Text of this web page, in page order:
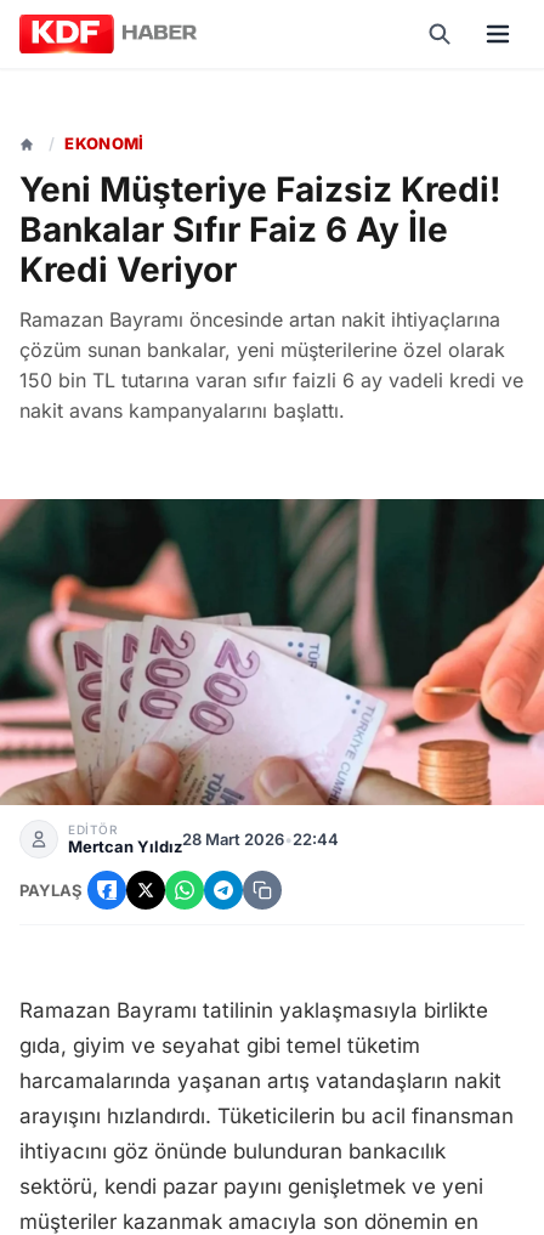
/ EKONOMI
Yeni Müşteriye Faizsiz Kredi!
Bankalar Sıfır Faiz 6 Ay İle
Kredi Veriyor
Ramazan Bayramı öncesinde artan nakit ihtiyaçlarına
çözüm sunan bankalar, yeni müşterilerine özel olarak
150 bin TL tutarına varan sıfır faizli 6 ay vadeli kredi ve
nakit avans kampanyalarını başlattı.
Yeni Müşteriye Faizsiz Kredi! Bankalar Sıfır Faiz 6 Ay İle
EDİTÖR
Mertcan Yıldız28 Mart 2026•22:44
PAYLAŞ
Ramazan Bayramı tatilinin yaklaşmasıyla birlikte
gıda, giyim ve seyahat gibi temel tüketim
harcamalarında yaşanan artış vatandaşların nakit
arayışını hızlandırdı. Tüketicilerin bu acil finansman
ihtiyacını göz önünde bulunduran bankacılık
sektörü, kendi pazar payını genişletmek ve yeni
müşteriler kazanmak amacıyla son dönemin en